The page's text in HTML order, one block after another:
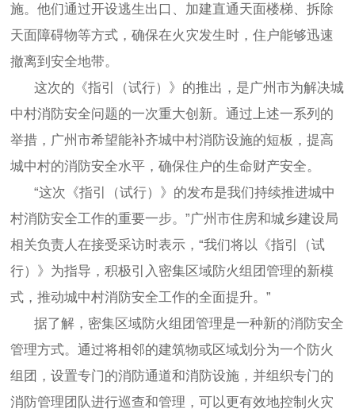
施。他们通过开设逃生出口、加建直通天面楼梯、拆除
天面障碍物等方式，确保在火灾发生时，住户能够迅速
撤离到安全地带。
这次的《指引（试行）》的推出，是广州市为解决城
中村消防安全问题的一次重大创新。通过上述一系列的
举措，广州市希望能补齐城中村消防设施的短板，提高
城中村的消防安全水平，确保住户的生命财产安全。
“这次《指引（试行）》的发布是我们持续推进城中
村消防安全工作的重要一步。”广州市住房和城乡建设局
相关负责人在接受采访时表示，“我们将以《指引（试
行）》为指导，积极引入密集区域防火组团管理的新模
式，推动城中村消防安全工作的全面提升。”
据了解，密集区域防火组团管理是一种新的消防安全
管理方式。通过将相邻的建筑物或区域划分为一个防火
组团，设置专门的消防通道和消防设施，并组织专门的
消防管理团队进行巡查和管理，可以更有效地控制火灾